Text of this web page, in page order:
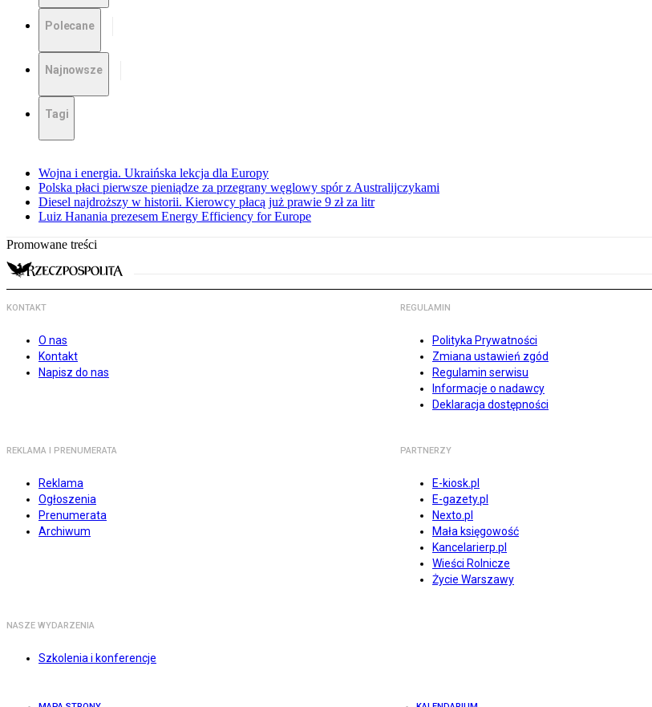
Polecane
Najnowsze
Tagi
Wojna i energia. Ukraińska lekcja dla Europy
Polska płaci pierwsze pieniądze za przegrany węglowy spór z Australijczykami
Diesel najdroższy w historii. Kierowcy płacą już prawie 9 zł za litr
Luiz Hanania prezesem Energy Efficiency for Europe
Promowane treści
KONTAKT
O nas
Kontakt
Napisz do nas
REGULAMIN
Polityka Prywatności
Zmiana ustawień zgód
Regulamin serwisu
Informacje o nadawcy
Deklaracja dostępności
REKLAMA I PRENUMERATA
Reklama
Ogłoszenia
Prenumerata
Archiwum
PARTNERZY
E-kiosk.pl
E-gazety.pl
Nexto.pl
Mała księgowość
Kancelarierp.pl
Wieści Rolnicze
Życie Warszawy
NASZE WYDARZENIA
Szkolenia i konferencje